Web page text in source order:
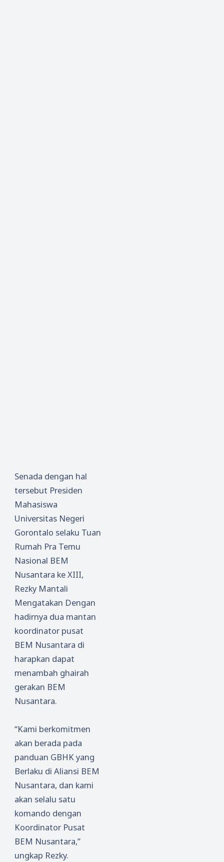
Senada dengan hal
tersebut Presiden
Mahasiswa
Universitas Negeri
Gorontalo selaku Tuan
Rumah Pra Temu
Nasional BEM
Nusantara ke XIII,
Rezky Mantali
Mengatakan Dengan
hadirnya dua mantan
koordinator pusat
BEM Nusantara di
harapkan dapat
menambah ghairah
gerakan BEM
Nusantara.
“Kami berkomitmen
akan berada pada
panduan GBHK yang
Berlaku di Aliansi BEM
Nusantara, dan kami
akan selalu satu
komando dengan
Koordinator Pusat
BEM Nusantara,”
ungkap Rezky.